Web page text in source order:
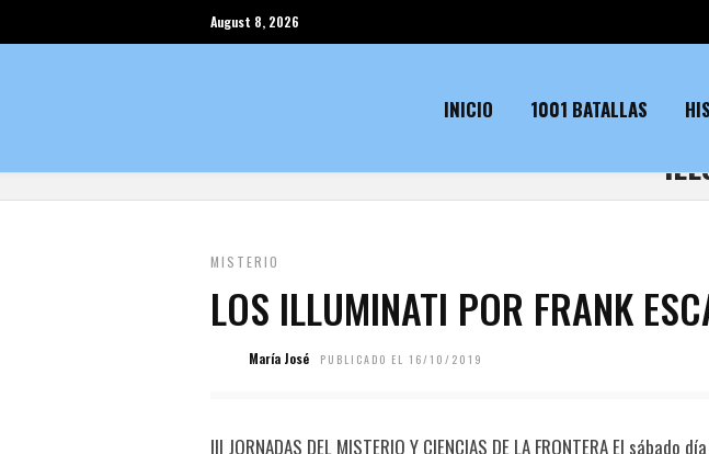
August 8, 2026
INICIO 1001 BATALLAS
MISTERIO
LOS ILLUMINATI POR FRANK
María José PUBLICADO EL 16/10/2019
III JORNADAS DEL MISTERIO Y CIENCIAS DE LA FRONTERA El sábado